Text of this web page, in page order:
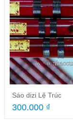
YRS-24B
Sáo dizi Lệ Trúc
300.000 ₫